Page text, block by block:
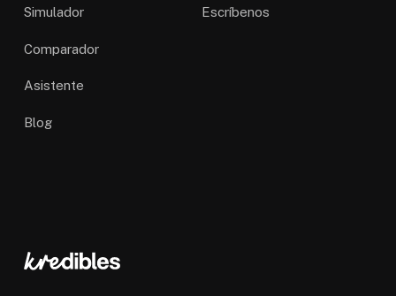
Simulador
Comparador
Asistente
Blog
Escríbenos